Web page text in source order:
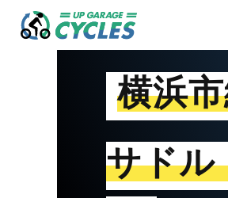
横浜
サドル